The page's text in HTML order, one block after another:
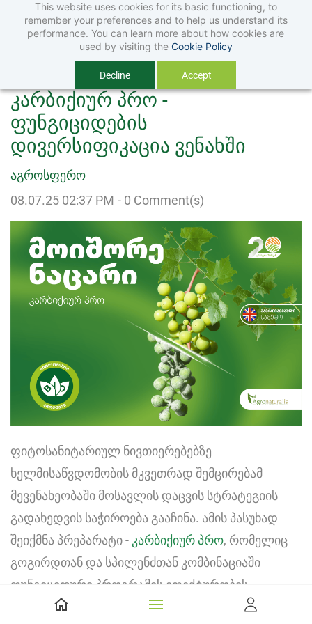
This website uses cookies for its basic functioning, to
remember your preferences and to help us understand its
performance. You can learn more about how cookies are
used by visiting the Cookie Policy
Decline Accept
კარბიქიურ პრო -
ფუნგიციდების
დივერსიფიკაცია ვენახში
აგროსფერო
08.07.25 02:37 PM - 0 Comment(s)
ფიტოსანიტარიულ ნივთიერებებზე
ხელმისაწვდომობის მკვეთრად შემცირებამ
მევენახეობაში მოსავლის დაცვის სტრატეგიის
გადახედვის საჭიროება გააჩინა. ამის პასუხად
შეიქმნა პრეპარატი - კარბიქიურ პრო, რომელიც
გოგირდთან და სპილენძთან კომბინაციაში
ფუნგიციდური პროგრამის ეფექტურობის
შენარჩუნებას ხდის შესაძლებელს.